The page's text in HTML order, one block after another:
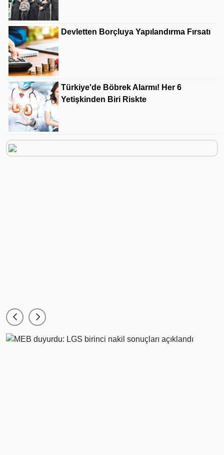
Devletten Borçluya Yapılandırma Fırsatı
Türkiye'de Böbrek Alarmı! Her 6
Yetişkinden Biri Riskte